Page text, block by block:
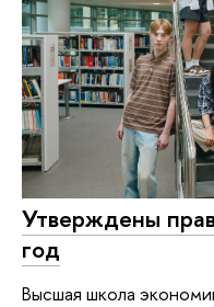
Утверждены
год
Высшая школа